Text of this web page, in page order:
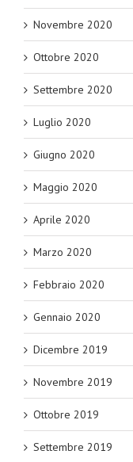
Novembre 2020
Ottobre 2020
Settembre 2020
Luglio 2020
Giugno 2020
Maggio 2020
Aprile 2020
Marzo 2020
Febbraio 2020
Gennaio 2020
Dicembre 2019
Novembre 2019
Ottobre 2019
Settembre 2019